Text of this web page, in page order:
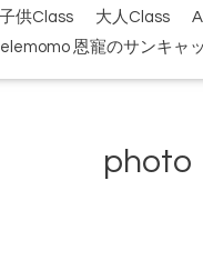
子供Class 大人Class
恩寵のサンキャ
photo